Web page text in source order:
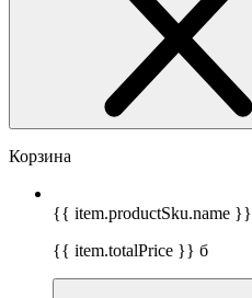
Корзина
{{ item.productSku.name }}
{{ item.totalPrice }} б